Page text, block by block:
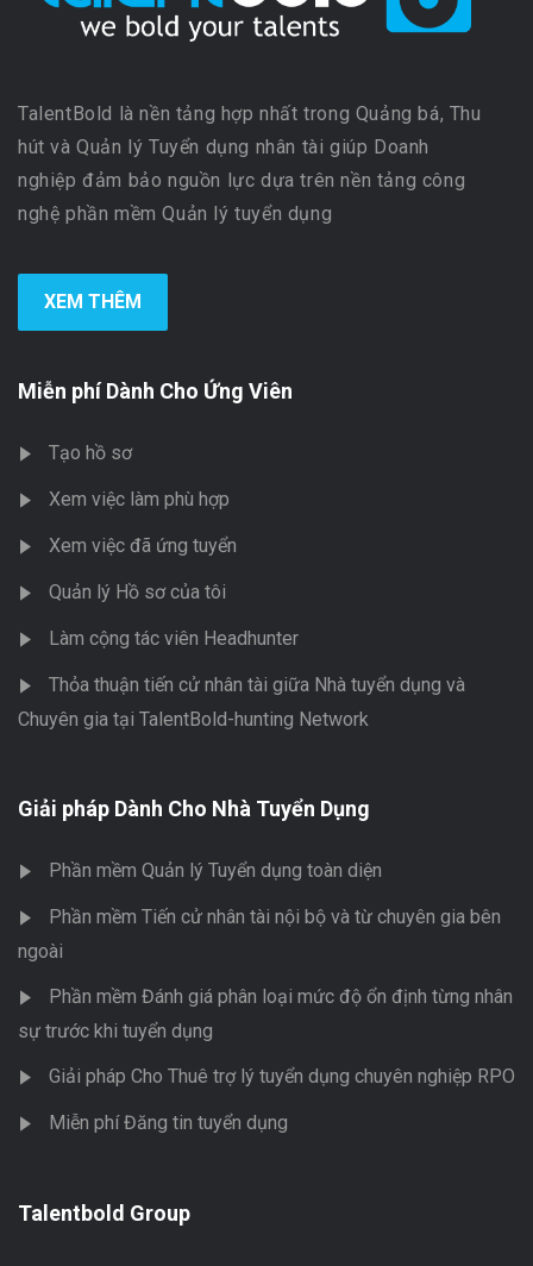
TalentBold là nền tảng hợp nhất trong Quảng bá, Thu
hút và Quản lý Tuyển dụng nhân tài giúp Doanh
nghiệp đảm bảo nguồn lực dựa trên nền tảng công
nghệ phần mềm Quản lý tuyển dụng
XEM THÊM
Miễn phí Dành Cho Ứng Viên
Tạo hồ sơ
Xem việc làm phù hợp
Xem việc đã ứng tuyển
Quản lý Hồ sơ của tôi
Làm cộng tác viên Headhunter
Thỏa thuận tiến cử nhân tài giữa Nhà tuyển dụng và
Chuyên gia tại TalentBold-hunting Network
Giải pháp Dành Cho Nhà Tuyển Dụng
Phần mềm Quản lý Tuyển dụng toàn diện
Phần mềm Tiến cử nhân tài nội bộ và từ chuyên gia bên
ngoài
Phần mềm Đánh giá phân loại mức độ ổn định từng nhân
sự trước khi tuyển dụng
Giải pháp Cho Thuê trợ lý tuyển dụng chuyên nghiệp RPO
Miễn phí Đăng tin tuyển dụng
Talentbold Group